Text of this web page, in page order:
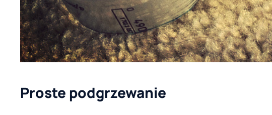
Proste podgrzewanie